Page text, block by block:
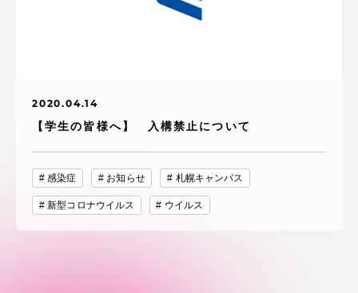
2020.04.14
【学生の皆様へ】 入構禁止について
感染症 お知らせ 札幌キャンパス
新型コロナウイルス ウイルス